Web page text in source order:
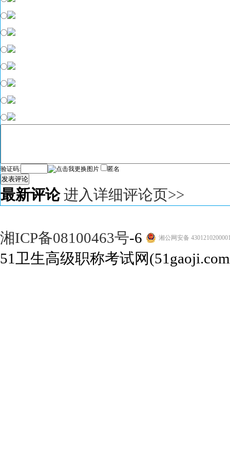
验证码: 匿名
发表评论
最新评论 进入详细评论页>>
湘ICP备08100463号-6 湘公网安备
51卫生高级职称考试网